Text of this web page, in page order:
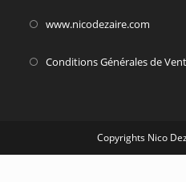
www.nicodezaire.com
un
Conditions Générales de
Copyrights Nico